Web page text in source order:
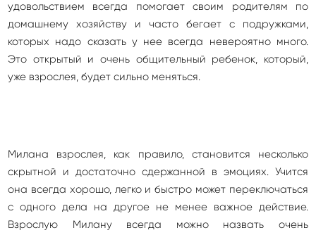
удовольствием всегда помогает своим родителям по
домашнему хозяйству и часто бегает с подружками,
которых надо сказать у нее всегда невероятно много.
Это открытый и очень общительный ребенок, который,
уже взрослея, будет сильно меняться.
Милана взрослея, как правило, становится несколько
скрытной и достаточно сдержанной в эмоциях. Учится
она всегда хорошо, легко и быстро может переключаться
с одного дела на другое не менее важное действие.
Взрослую Милану всегда можно назвать очень